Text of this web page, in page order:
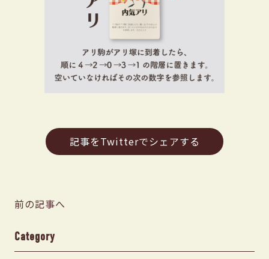
記事をTwitterでシェアする
前の記事へ
Category